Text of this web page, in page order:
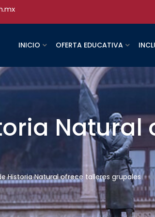
INICIO OFERTA EDUCATIVA
Natural
Historia Natural ofrece talleres grupales